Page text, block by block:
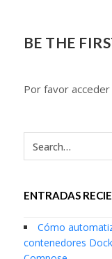
BE THE
Por favor
ENTRADAS
Cómo
contenedores